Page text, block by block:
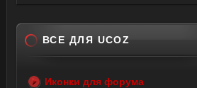
ВСЕ ДЛЯ UCOZ
Иконки для форума